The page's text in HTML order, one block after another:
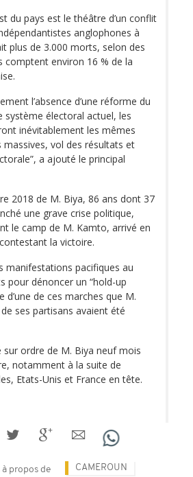
du pays est le théâtre d’un conflit
anglophones à
plus de 3.000 morts, selon des
comptent environ 16 % de la
l’absence d’une réforme du
système électoral actuel, les
inévitablement les mêmes
vol des résultats et
a ajouté le principal
2018 de M. Biya, 86 ans dont 37
une grave crise politique,
le camp de M. Kamto, arrivé en
la victoire.
manifestations pacifiques au
pour dénoncer un “hold-up
d’une de ces marches que M.
ses partisans avaient été
ordre de M. Biya neuf mois
notamment à la suite de
Etats-Unis et France en tête.
propos de CAMEROUN